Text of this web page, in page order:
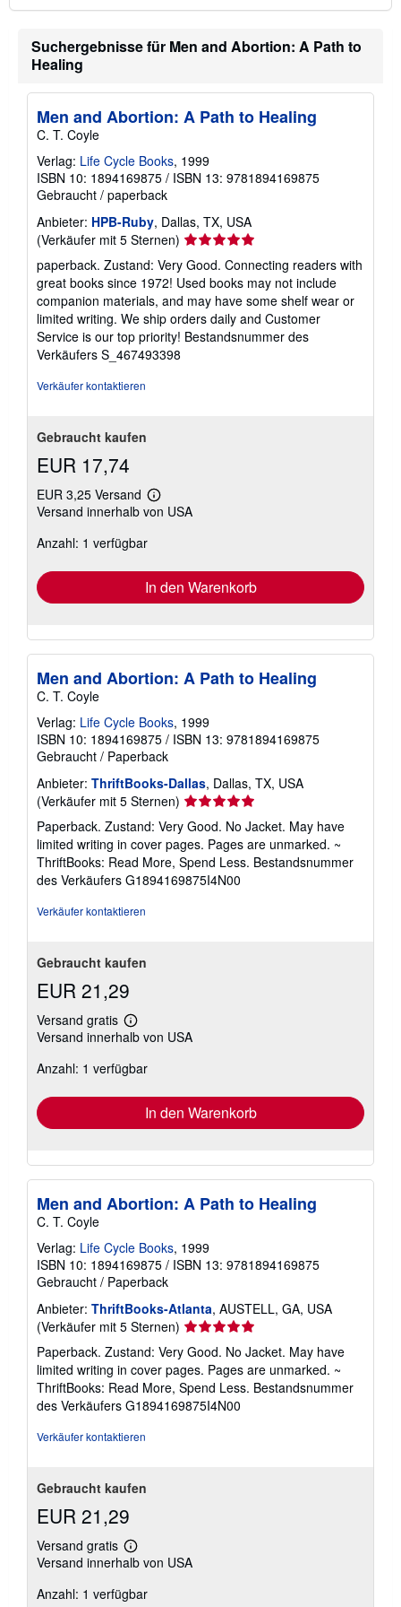
Suchergebnisse für Men and Abortion: A Path to
Healing
Men and Abortion: A Path to Healing
C. T. Coyle
Verlag: Life Cycle Books, 1999
ISBN 10: 1894169875 / ISBN 13: 9781894169875
Gebraucht / paperback
Anbieter: HPB-Ruby, Dallas, TX, USA
(Verkäufer mit 5 Sternen) Verkäuferbewertung
5
von
5
Sternen
paperback. Zustand: Very Good. Connecting readers with
great books since 1972! Used books may not include
companion materials, and may have some shelf wear or
limited writing. We ship orders daily and Customer
Service is our top priority! Bestandsnummer des
Verkäufers S_467493398
Verkäufer kontaktieren
Gebraucht kaufen
EUR 17,74
EUR 3,25 Versand
Weitere
Informationen
Versand innerhalb von USA
Anzahl: 1 verfügbar
In den Warenkorb
Men and Abortion: A Path to Healing
C. T. Coyle
Verlag: Life Cycle Books, 1999
ISBN 10: 1894169875 / ISBN 13: 9781894169875
Gebraucht / Paperback
Anbieter: ThriftBooks-Dallas, Dallas, TX, USA
(Verkäufer mit 5 Sternen) Verkäuferbewertung
von
5
Sternen
Paperback. Zustand: Very Good. No Jacket. May have
limited writing in cover pages. Pages are unmarked. ~
ThriftBooks: Read More, Spend Less. Bestandsnummer
des Verkäufers G1894169875I4N00
Verkäufer kontaktieren
Gebraucht kaufen
EUR 21,29
Versand gratis
Weitere
Informationen
Versandkosten
Versand innerhalb von USA
Anzahl: 1 verfügbar
In den Warenkorb
Men and Abortion: A Path to Healing
C. T. Coyle
Verlag: Life Cycle Books, 1999
ISBN 10: 1894169875 / ISBN 13: 9781894169875
Gebraucht / Paperback
Anbieter: ThriftBooks-Atlanta, AUSTELL, GA, USA
(Verkäufer mit 5 Sternen) Verkäuferbewertung
von
5
Sternen
Paperback. Zustand: Very Good. No Jacket. May have
limited writing in cover pages. Pages are unmarked. ~
ThriftBooks: Read More, Spend Less. Bestandsnummer
des Verkäufers G1894169875I4N00
Verkäufer kontaktieren
Gebraucht kaufen
EUR 21,29
Versand gratis
Weitere
Informationen
Versandkosten
Versand innerhalb von USA
Anzahl: 1 verfügbar